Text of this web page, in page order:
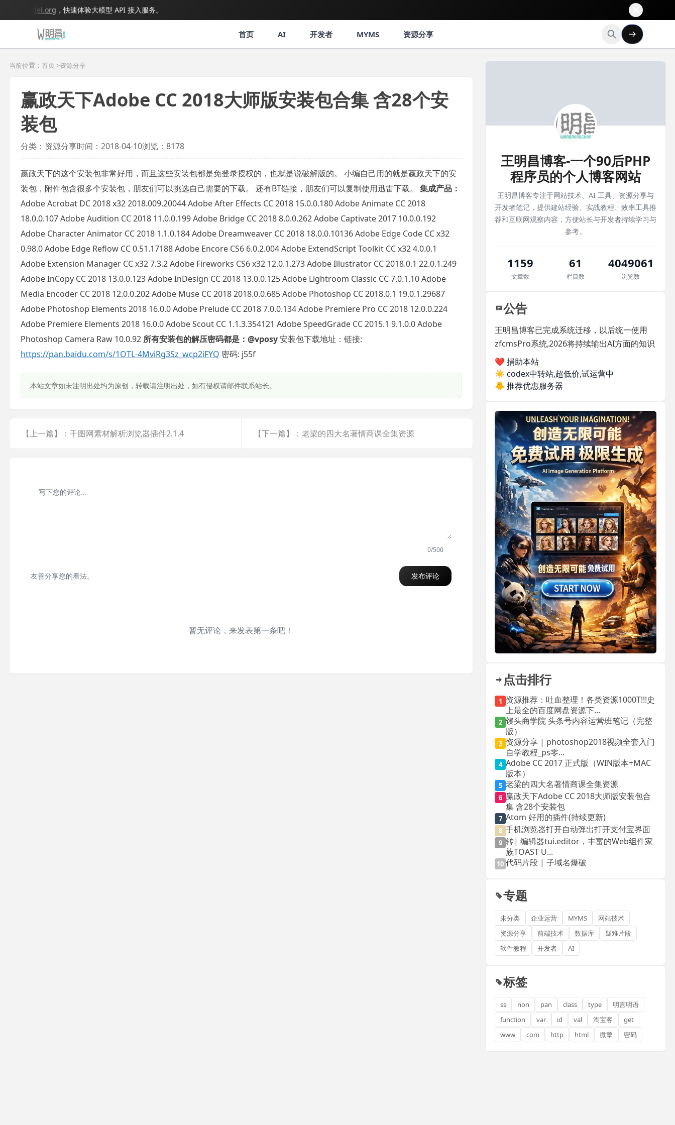
，快速体验大模型 API 接入服务。
首页 AI 开发者 MYMS 资源分享
当前位置：首页 >资源分享
赢政天下Adobe CC 2018大师版安装包合集 含28个安
装包
分类：资源分享时间：2018-04-10浏览：8178
嬴政天下的这个安装包非常好用，而且这些安装包都是免登录授权的，也就是说破解版的。 小编自己用的就是嬴政天下的安
装包，附件包含很多个安装包，朋友们可以挑选自己需要的下载。 还有BT链接，朋友们可以复制使用迅雷下载。 集成产品：
Adobe Acrobat DC 2018 x32 2018.009.20044 Adobe After Effects CC 2018 15.0.0.180 Adobe Animate CC 2018
18.0.0.107 Adobe Audition CC 2018 11.0.0.199 Adobe Bridge CC 2018 8.0.0.262 Adobe Captivate 2017 10.0.0.192
Adobe Character Animator CC 2018 1.1.0.184 Adobe Dreamweaver CC 2018 18.0.0.10136 Adobe Edge Code CC x32
0.98.0 Adobe Edge Reflow CC 0.51.17188 Adobe Encore CS6 6.0.2.004 Adobe ExtendScript Toolkit CC x32 4.0.0.1
Adobe Extension Manager CC x32 7.3.2 Adobe Fireworks CS6 x32 12.0.1.273 Adobe Illustrator CC 2018.0.1 22.0.1.249
Adobe InCopy CC 2018 13.0.0.123 Adobe InDesign CC 2018 13.0.0.125 Adobe Lightroom Classic CC 7.0.1.10 Adobe
Media Encoder CC 2018 12.0.0.202 Adobe Muse CC 2018 2018.0.0.685 Adobe Photoshop CC 2018.0.1 19.0.1.29687
Adobe Photoshop Elements 2018 16.0.0 Adobe Prelude CC 2018 7.0.0.134 Adobe Premiere Pro CC 2018 12.0.0.224
Adobe Premiere Elements 2018 16.0.0 Adobe Scout CC 1.1.3.354121 Adobe SpeedGrade CC 2015.1 9.1.0.0 Adobe
Photoshop Camera Raw 10.0.92 所有安装包的解压密码都是：@vposy安装包下载地址：链接:
https://pan.baidu.com/s/1OTL-4MviRg3Sz_wcp2iFYQ 密码: j55f
本站文章如未注明出处均为原创，转载请注明出处，如有侵权请邮件联系站长。
【上一篇】：千图网素材解析浏览器插件2.1.4 【下一篇】：老梁的四大名著情商课全集资源
0/500
友善分享您的看法。 发布评论
暂无评论，来发表第一条吧！
王明昌博客-一个90后PHP
程序员的个人博客网站
王明昌博客专注于网站技术、AI 工具、资源分享与
开发者笔记，提供建站经验、实战教程、效率工具推
荐和互联网观察内容，方便站长与开发者持续学习与
参考。
1159
文章数
61
栏目数
4049061
浏览数
公告
王明昌博客已完成系统迁移，以后统一使用
zfcmsPro系统,2026将持续输出AI方面的知识
❤️ 捐助本站
☀️ codex中转站,超低价,试运营中
🐥 推荐优惠服务器
点击排行
1 资源推荐：吐血整理！各类资源1000T!!!史
上最全的百度网盘资源下...
2 馒头商学院 头条号内容运营班笔记（完整
版）
3 资源分享 | photoshop2018视频全套入门
自学教程_ps零...
4 Adobe CC 2017 正式版（WIN版本+MAC
版本）
5 老梁的四大名著情商课全集资源
6 赢政天下Adobe CC 2018大师版安装包合
集 含28个安装包
7 Atom 好用的插件(持续更新)
8 手机浏览器打开自动弹出打开支付宝界面
9 转| 编辑器tui.editor，丰富的Web组件家
族TOAST U...
10 代码片段 | 子域名爆破
专题
未分类 企业运营 MYMS
网站技术
资源分享
前端技术 数据库
疑难片段
软件教程
开发者 AI
标签
ss non pan class type
明言明语
function
var id val 淘宝客
get
www
com http html 微擎 密码